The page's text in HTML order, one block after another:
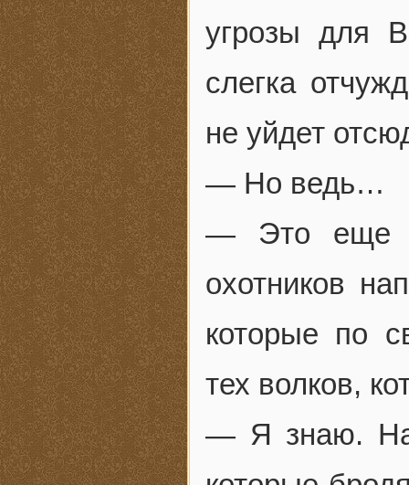
угрозы для
слегка
не уйдет
— Но ведь…
— Это еще
охотников
которые по
тех волков,
— Я знаю. На